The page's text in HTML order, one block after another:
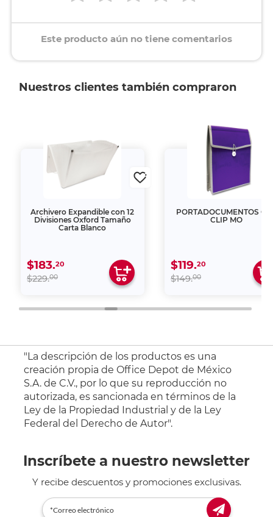
Este producto aún no tiene comentarios
Nuestros clientes también compraron
Archivero Expandible con 12
Divisiones Oxford Tamaño
Carta Blanco
$183.20
$229.00
PORTADOCUMENTOS
CLIP MO
$119.20
$149.00
"La descripción de los productos es una
creación propia de Office Depot de México
S.A. de C.V., por lo que su reproducción no
autorizada, es sancionada en términos de la
Ley de la Propiedad Industrial y de la Ley
Federal del Derecho de Autor".
Inscríbete a nuestro newsletter
Y recibe descuentos y promociones exclusivas.